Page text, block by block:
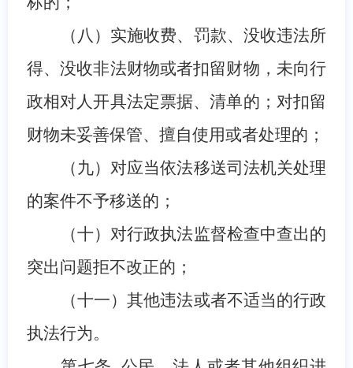
（ 八 ）实施收费、罚款、没收违法所
得、没收非法财物或者扣留财物， 未向行
政相对人开具法定票据、清单的 ；对扣留
财物未妥善保管、擅自使用或者处理的；
（ 九）对应当依法移送司法机关处理
的案件不予移送的；
（十）对行政执法监督检查中查出的
突出问题拒不改正的；
（十一）其他违法或者不适当的行政
执法行为。